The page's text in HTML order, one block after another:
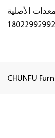
18022992992
CHUNFU